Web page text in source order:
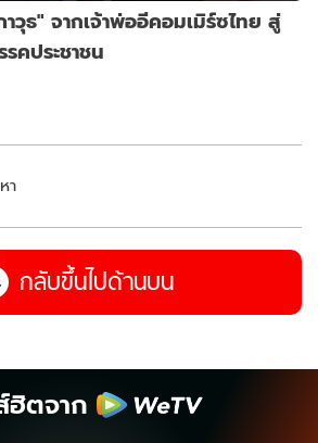
วุธ" จากเจ้าพ่ออีคอมเมิร์ซไทย สู่
คประชาชน
า
กลับขึ้นไปด้านบน
ฮิตจาก